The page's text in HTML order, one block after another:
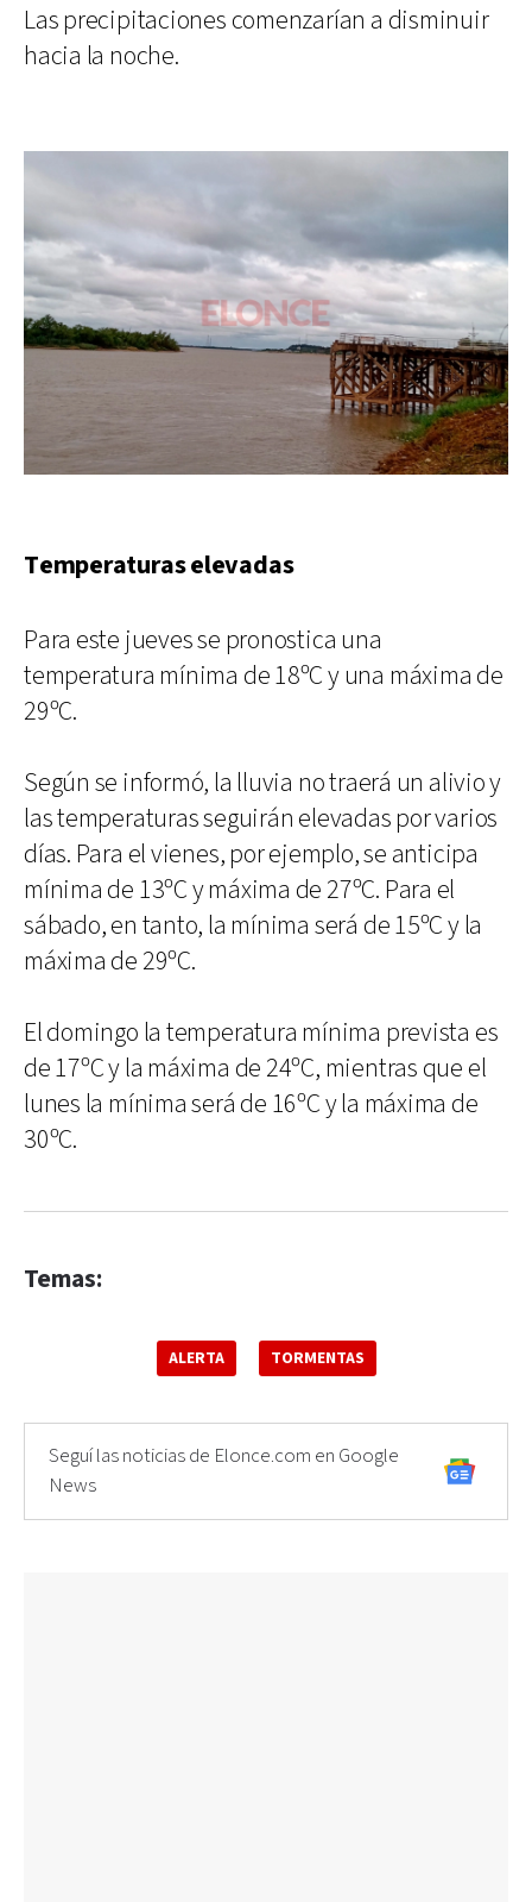
Las precipitaciones comenzarían a disminuir
hacia la noche.
Temperaturas elevadas
Para este jueves se pronostica una
temperatura mínima de 18ºC y una máxima de
29ºC.
Según se informó, la lluvia no traerá un alivio y
las temperaturas seguirán elevadas por varios
días. Para el vienes, por ejemplo, se anticipa
mínima de 13ºC y máxima de 27ºC. Para el
sábado, en tanto, la mínima será de 15ºC y la
máxima de 29ºC.
El domingo la temperatura mínima prevista es
de 17ºC y la máxima de 24ºC, mientras que el
lunes la mínima será de 16ºC y la máxima de
30ºC.
Temas:
ALERTA TORMENTAS
Seguí las noticias de Elonce.com en Google
News